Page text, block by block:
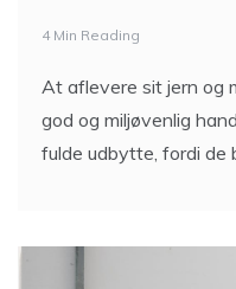
4 Min Reading
At aflevere sit jern og
god og miljøvenlig
fulde udbytte, fordi de